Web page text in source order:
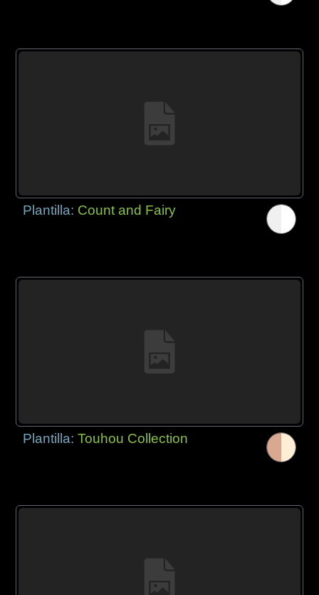
Plantilla: Count and Fairy
Plantilla:Touhou Collection